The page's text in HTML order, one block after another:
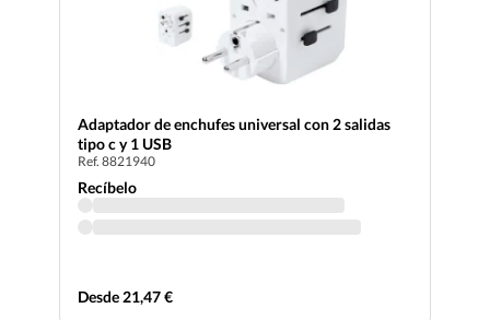
Adaptador de enchufes universal con 2 salidas
tipo c y 1 USB
Ref. 8821940
Recíbelo
Desde 21,47 €